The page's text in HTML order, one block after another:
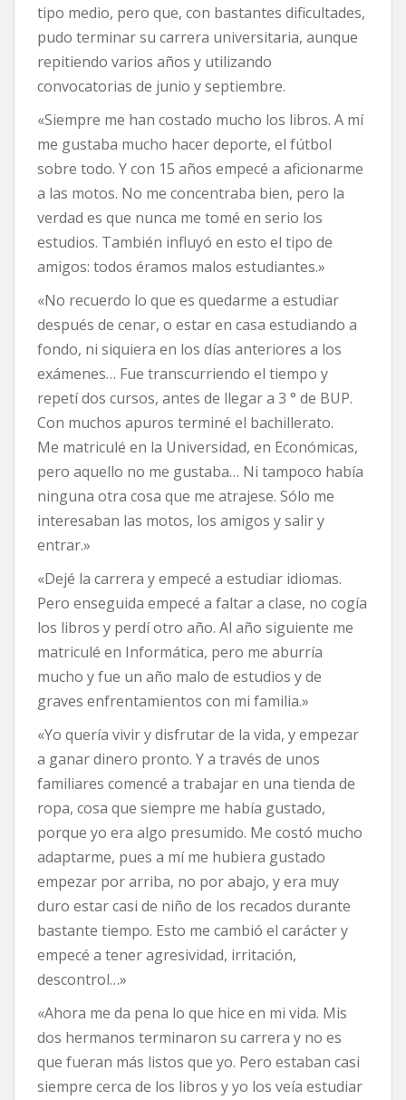
tipo medio, pero que, con bastantes dificultades,
pudo terminar su carrera universitaria, aunque
repitiendo varios años y utilizando
convocatorias de junio y septiembre.
«Siempre me han costado mucho los libros. A mí
me gustaba mucho hacer deporte, el fútbol
sobre todo. Y con 15 años empecé a aficionarme
a las motos. No me concentraba bien, pero la
verdad es que nunca me tomé en serio los
estudios. También influyó en esto el tipo de
amigos: todos éramos malos estudiantes.»
«No recuerdo lo que es quedarme a estudiar
después de cenar, o estar en casa estudiando a
fondo, ni siquiera en los días anteriores a los
exámenes… Fue transcurriendo el tiempo y
repetí dos cursos, antes de llegar a 3 ° de BUP.
Con muchos apuros terminé el bachillerato.
Me matriculé en la Universidad, en Económicas,
pero aquello no me gustaba… Ni tampoco había
ninguna otra cosa que me atrajese. Sólo me
interesaban las motos, los amigos y salir y
entrar.»
«Dejé la carrera y empecé a estudiar idiomas.
Pero enseguida empecé a faltar a clase, no cogía
los libros y perdí otro año. Al año siguiente me
matriculé en Informática, pero me aburría
mucho y fue un año malo de estudios y de
graves enfrentamientos con mi familia.»
«Yo quería vivir y disfrutar de la vida, y empezar
a ganar dinero pronto. Y a través de unos
familiares comencé a trabajar en una tienda de
ropa, cosa que siempre me había gustado,
porque yo era algo presumido. Me costó mucho
adaptarme, pues a mí me hubiera gustado
empezar por arriba, no por abajo, y era muy
duro estar casi de niño de los recados durante
bastante tiempo. Esto me cambió el carácter y
empecé a tener agresividad, irritación,
descontrol…»
«Ahora me da pena lo que hice en mi vida. Mis
dos hermanos terminaron su carrera y no es
que fueran más listos que yo. Pero estaban casi
siempre cerca de los libros y yo los veía estudiar